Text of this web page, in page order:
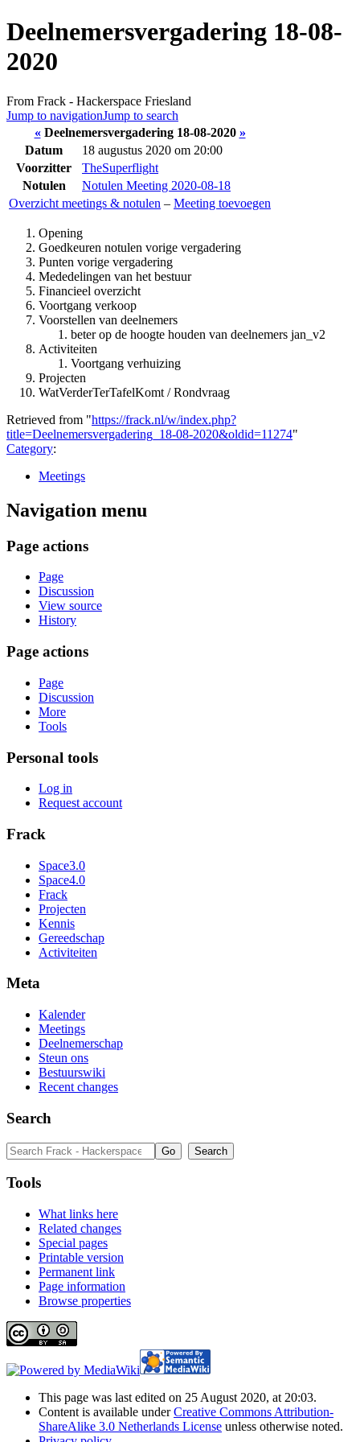
Deelnemersvergadering 18-08-
2020
From Frack - Hackerspace Friesland
Jump to navigationJump to search
«Deelnemersvergadering 18-08-2020 »
Datum
18 augustus 2020 om 20:00
Voorzitter
TheSuperflight
Notulen
Notulen Meeting 2020-08-18
Overzicht meetings & notulen – Meeting toevoegen
Opening
Goedkeuren notulen vorige vergadering
Punten vorige vergadering
Mededelingen van het bestuur
Financieel overzicht
Voortgang verkoop
Voorstellen van deelnemers
beter op de hoogte houden van deelnemers jan_v2
Activiteiten
Voortgang verhuizing
Projecten
WatVerderTerTafelKomt / Rondvraag
Retrieved from "https://frack.nl/w/index.php?
title=Deelnemersvergadering_18-08-2020&oldid=11274"
Category:
Meetings
Navigation menu
Page actions
Page
Discussion
View source
History
Page actions
Page
Discussion
More
Tools
Personal tools
Log in
Request account
Frack
Space3.0
Space4.0
Frack
Projecten
Kennis
Gereedschap
Activiteiten
Meta
Kalender
Meetings
Deelnemerschap
Steun ons
Bestuurswiki
Recent changes
Search
Tools
What links here
Related changes
Special pages
Printable version
Permanent link
Page information
Browse properties
This page was last edited on 25 August 2020, at 20:03.
Content is available underCreative Commons Attribution-
ShareAlike 3.0 Netherlands License unless otherwise noted.